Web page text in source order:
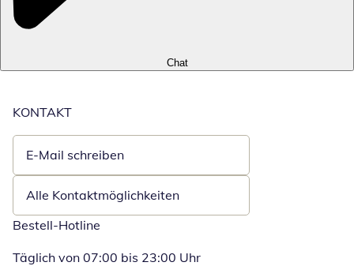
Chat
KONTAKT
E-Mail schreiben
Öffnet E-Mail-Client
Alle Kontaktmöglichkeiten
Bestell-Hotline
Täglich von 07:00 bis 23:00 Uhr